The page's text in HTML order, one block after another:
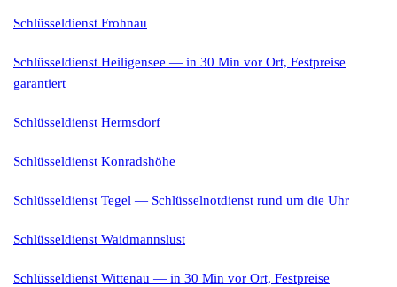
Schlüsseldienst Frohnau
Schlüsseldienst Heiligensee — in 30 Min vor Ort, Festpreise
garantiert
Schlüsseldienst Hermsdorf
Schlüsseldienst Konradshöhe
Schlüsseldienst Tegel — Schlüsselnotdienst rund um die Uhr
Schlüsseldienst Waidmannslust
Schlüsseldienst Wittenau — in 30 Min vor Ort, Festpreise